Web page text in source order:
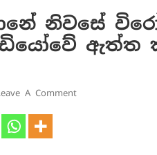
නිවසේ
ඇත්ත
A CommentOn